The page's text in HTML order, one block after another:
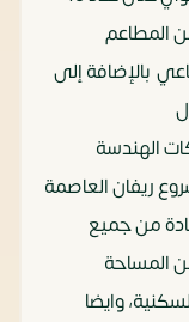
المطاعم
بالإضافة إلى
الهندسة
ريفان العاصمة
من جميع
المساحة
وايضا